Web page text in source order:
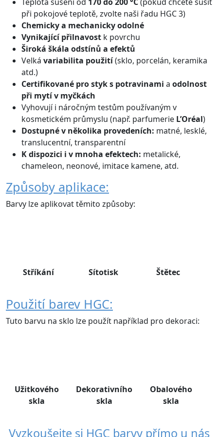
při pokojové teplotě, zvolte naši řadu HGC 3)
Chemicky a mechanicky odolné
Vynikající přilnavost k povrchu
Široká škála odstínů a efektů
Velká variabilita použití(sklo, porcelán, keramika
atd.)
Certifikované pro styk s potravinami a odolnost
při mytí v myčkách
Vyhovují i náročným testům používaným v
kosmetickém průmyslu (např. parfumerie L’Oréal)
Dostupné v několika provedeních: matné, lesklé,
translucentní, transparentní
K dispozici i v mnoha efektech: metalické,
chameleon, neonové, imitace kamene, atd.
Způsoby aplikace:
Barvy lze aplikovat těmito způsoby:
Stříkání Sítotisk Štětec
Použití barev HGC:
Tuto barvu na sklo lze použít například pro dekoraci:
Užitkového
skla
Dekorativního
skla
Obalového
skla
Vyzkoušejte si HGC barvy přímo u nás